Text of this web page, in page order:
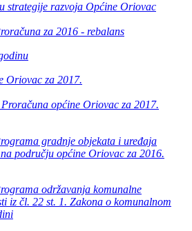
strategije razvoja Općine Oriovac
za 2016 - rebalans
Oriovac za 2017.
općine Oriovac za 2017.
gradnje objekata i uređaja
području općine Oriovac za 2016.
održavanja komunalne
iz čl. 22 st. 1. Zakona o komunalnom